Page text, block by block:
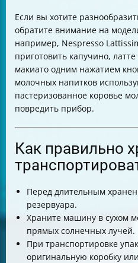
Если вы хотите
обратите внимание на
например, Nespresso
приготовить капучино,
макиато одним нажатием
молочных напитков
пастеризованное коровье
повредить прибор.
Как правильно
Перед длительным
резервуара.
Храните машину в сухом
прямых солнечных лучей.
При транспортировке
оригинальную коробку